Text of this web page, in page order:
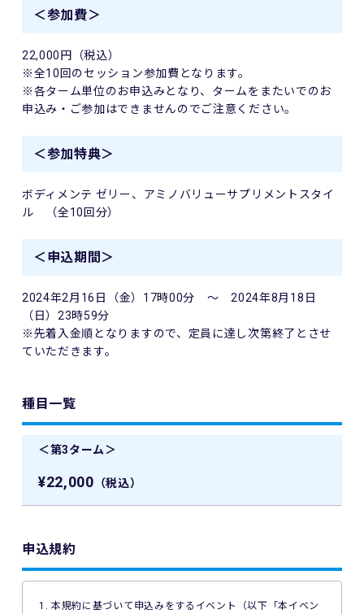
＜参加費＞
22,000円（税込）
※全10回のセッション参加費となります。
※各ターム単位のお申込みとなり、タームをまたいでのお
申込み・ご参加はできませんのでご注意ください。
＜参加特典＞
ボディメンテ ゼリー、アミノバリューサプリメントスタイ
ル （全10回分）
＜申込期間＞
2024年2月16日（金）17時00分 ～ 2024年8月18日
（日）23時59分
※先着入金順となりますので、定員に達し次第終了とさせ
ていただきます。
種目一覧
＜第3ターム＞
¥22,000 （税込）
申込規約
1. 本規約に基づいて申込みをするイベント（以下「本イベン